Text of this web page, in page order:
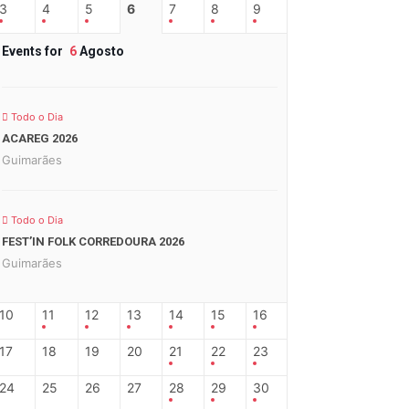
3 4 5 6 7 8 9
Events for 6Agosto
Todo o Dia
ACAREG 2026
Guimarães
Todo o Dia
FEST’IN FOLK CORREDOURA 2026
Guimarães
10 11 12 13 14 15 16
17 18 19 20 21 22 23
24 25 26 27 28 29 30